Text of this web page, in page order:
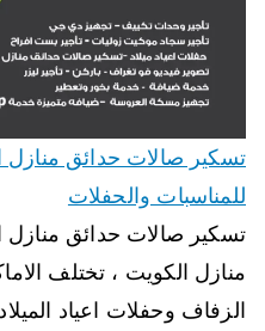
للمناسبات والحفلات
تسكير صالات حدائق
منازل الكويت ، تختلف
الزفاف وحفلات اعياد